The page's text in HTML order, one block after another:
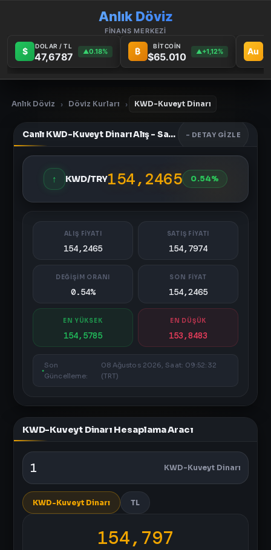
Anlık Döviz
FİNANS MERKEZİ
$ DOLAR / TL
47,6787 ▲0.18% ₿ BİTCOİN
$65.010 ▲+1,12% Au
Anlık Döviz › Döviz Kurları › KWD-Kuveyt Dinarı
Canlı KWD-Kuveyt Dinarı Alış - Satış Fiyatları - DETAY GIZLE
↑ KWD/TRY154,2465 0.54%
ALIŞ FİYATI
154,2465
SATIŞ FİYATI
154,7974
DEĞİŞİM ORANI
0.54%
SON FİYAT
154,2465
EN YÜKSEK
154,5785
EN DÜŞÜK
153,8483
Son
Güncelleme:
08 Ağustos 2026, Saat: 09:52:32
(TRT)
KWD-Kuveyt Dinarı Hesaplama Aracı
KWD-Kuveyt Dinarı
KWD-Kuveyt Dinarı TL
154,797